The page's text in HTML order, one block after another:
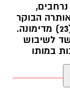
הבוקר
סמוך לכביש 40 היא של אלדר דיין (23) מדימונה.
לשיבוש
במותו